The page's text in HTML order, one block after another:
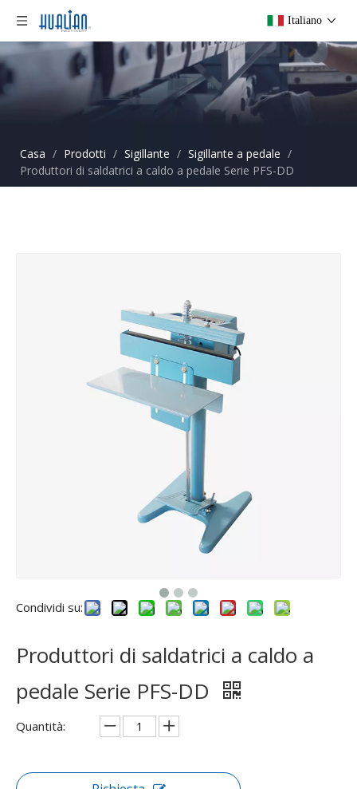
Italiano
Casa / Prodotti / Sigillante / Sigillante a pedale /
Produttori di saldatrici a caldo a pedale Serie PFS-DD
Condividi su:
Produttori di saldatrici a caldo a
pedale Serie PFS-DD
Quantità: